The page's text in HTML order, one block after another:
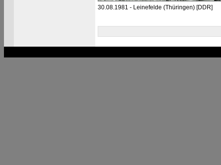
30.08.1981 - Leinefelde (Thüringen) [DDR]